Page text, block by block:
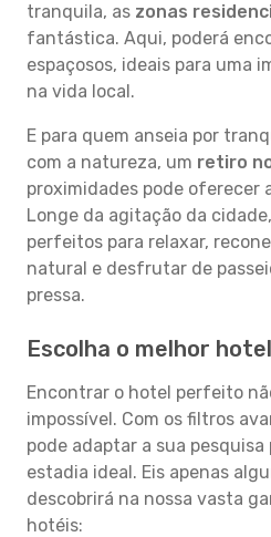
tranquila, as zonas
fantástica. Aqui, poderá
espaçosos, ideais para uma
na vida local.
E para quem anseia por
com a natureza, um retiro
proximidades pode oferecer
Longe da agitação da
perfeitos para relaxar,
natural e desfrutar de
pressa.
Escolha o melhor
Encontrar o hotel perfeito
impossível. Com os filtros
pode adaptar a sua
estadia ideal. Eis apenas
descobrirá na nossa vasta
hotéis: